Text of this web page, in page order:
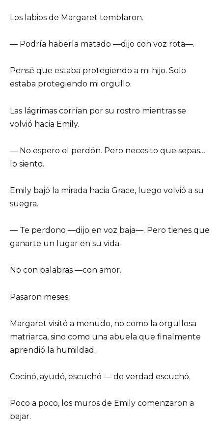
Los labios de Margaret temblaron.
— Podría haberla matado —dijo con voz rota—.
Pensé que estaba protegiendo a mi hijo. Solo
estaba protegiendo mi orgullo.
Las lágrimas corrían por su rostro mientras se
volvió hacia Emily.
— No espero el perdón. Pero necesito que sepas…
lo siento.
Emily bajó la mirada hacia Grace, luego volvió a su
suegra.
— Te perdono —dijo en voz baja—. Pero tienes que
ganarte un lugar en su vida.
No con palabras —con amor.
Pasaron meses.
Margaret visitó a menudo, no como la orgullosa
matriarca, sino como una abuela que finalmente
aprendió la humildad.
Cocinó, ayudó, escuchó — de verdad escuchó.
Poco a poco, los muros de Emily comenzaron a
bajar.